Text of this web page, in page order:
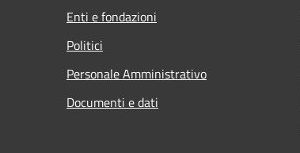
Enti e fondazioni
Politici
Personale Amministrativo
Documenti e dati